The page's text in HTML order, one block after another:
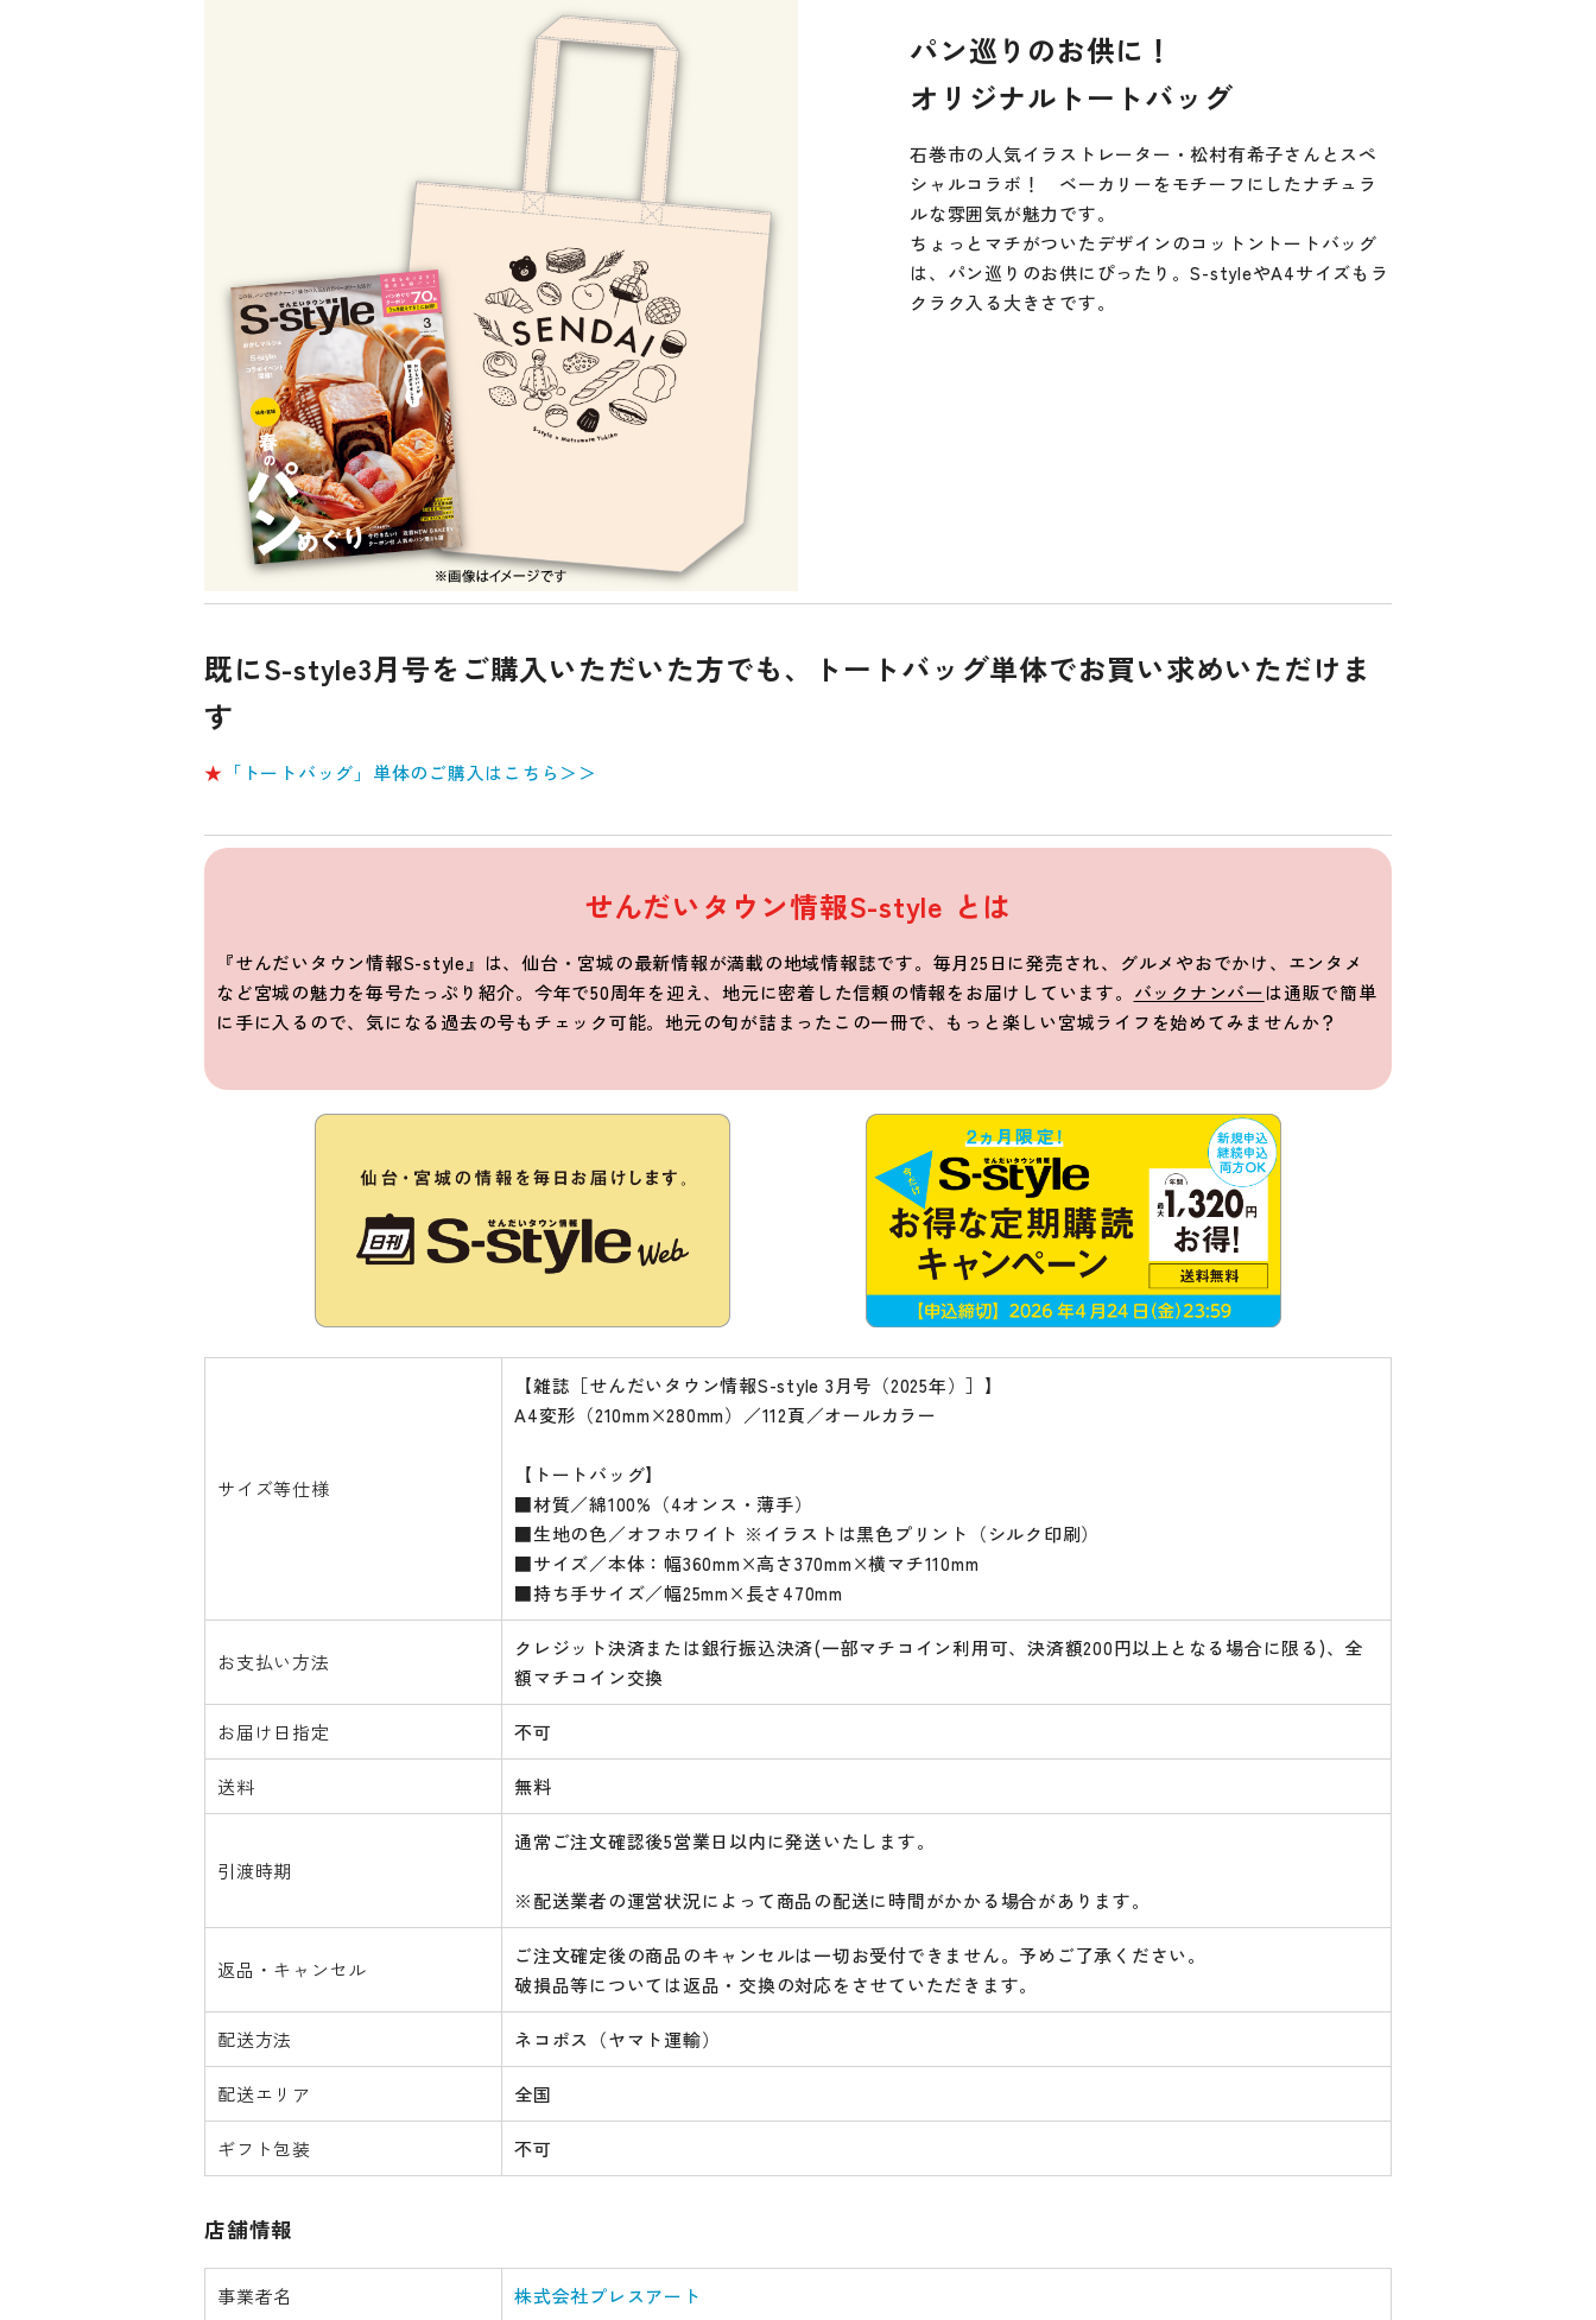
パン巡りのお供に！
オリジナルトートバッグ
石巻市の人気イラストレーター・松村有希子さんとスペ
シャルコラボ！ ベーカリーをモチーフにしたナチュラ
ルな雰囲気が魅力です。
ちょっとマチがついたデザインのコットントートバッグ
は、パン巡りのお供にぴったり。S-styleやA4サイズもラ
クラク入る大きさです。
既にS-style3月号をご購入いただいた方でも、トートバッグ単体でお買い求めいただけま
す
★ 「トートバッグ」単体のご購入はこちら＞＞
せんだいタウン情報S-style とは
『せんだいタウン情報S-style』は、仙台・宮城の最新情報が満載の地域情報誌です。毎月25日に発売され、グルメやおでかけ、エンタメ
など宮城の魅力を毎号たっぷり紹介。今年で50周年を迎え、地元に密着した信頼の情報をお届けしています。 バックナンバーは通販で簡単
に手に入るので、気になる過去の号もチェック可能。地元の旬が詰まったこの一冊で、もっと楽しい宮城ライフを始めてみませんか？
サイズ等仕様
【雑誌［せんだいタウン情報S-style 3月号（2025年）］】
A4変形（210mm×280mm）／112頁／オールカラー
【トートバッグ】
■材質／綿100%（4オンス・薄手）
■生地の色／オフホワイト ※イラストは黒色プリント（シルク印刷）
■サイズ／本体：幅360mm×高さ370mm×横マチ110mm
■持ち手サイズ／幅25mm×長さ470mm
お支払い方法
クレジット決済または銀行振込決済(一部マチコイン利用可、決済額200円以上となる場合に限る)、全
額マチコイン交換
お届け日指定 不可
送料 無料
引渡時期
通常ご注文確認後5営業日以内に発送いたします。
※配送業者の運営状況によって商品の配送に時間がかかる場合があります。
返品・キャンセル
ご注文確定後の商品のキャンセルは一切お受付できません。予めご了承ください。
破損品等については返品・交換の対応をさせていただきます。
配送方法 ネコポス（ヤマト運輸）
配送エリア 全国
ギフト包装 不可
店舗情報
事業者名 株式会社プレスアート